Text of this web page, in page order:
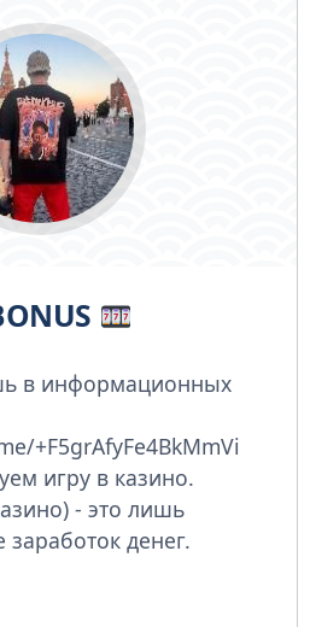
в информационных
+F5grAfyFe4BkMmVi
игру в казино.
- это лишь
денег.